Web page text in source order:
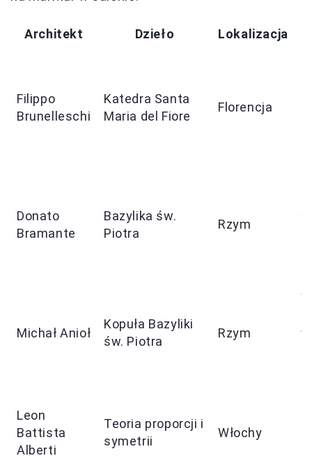
Architekt Dzieło Lokalizacja
Filippo
Brunelleschi
Katedra Santa
Maria del Fiore
Florencja
Donato
Bramante
Bazylika św.
Piotra
Rzym
Michał Anioł
Kopuła Bazyliki
św. Piotra
Rzym
Leon
Battista
Alberti
Teoria proporcji i
symetrii
Włochy